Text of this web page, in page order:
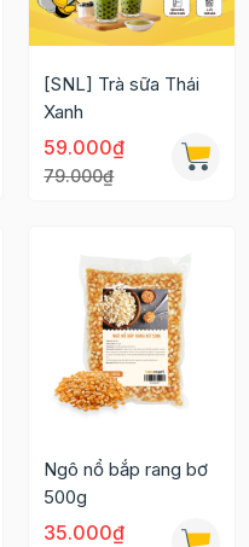
[SNL] Trà sữa Thái
Xanh
59.000₫
79.000₫
Ngô nổ bắp rang bơ
500g
35.000₫